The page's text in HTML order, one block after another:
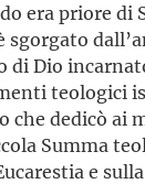
era priore di
sgorgato
di Dio
teologici
che dedicò ai
Summa
e